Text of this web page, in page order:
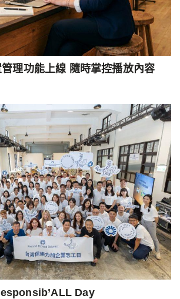
理功能上線 隨時掌控播放內容
Day